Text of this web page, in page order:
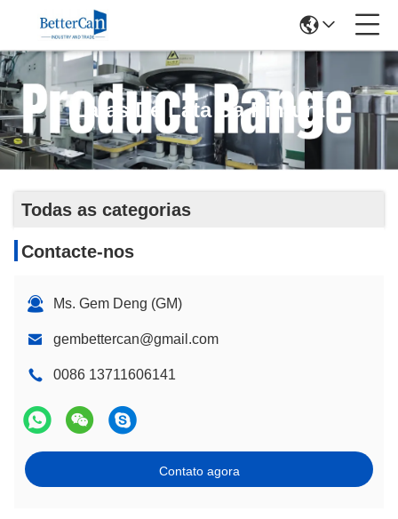
Latas De Lata Da Pintura
Todas as categorias
Contacte-nos
Ms. Gem Deng (GM)
gembettercan@gmail.com
0086 13711606141
Contato agora